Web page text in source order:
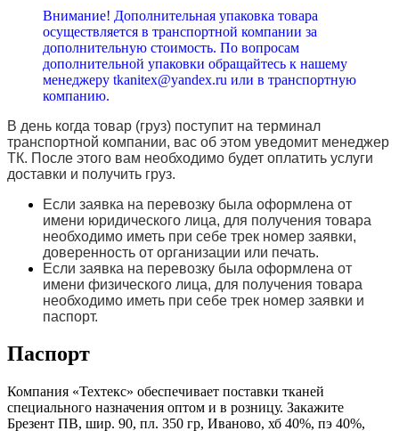
Внимание! Дополнительная упаковка товара
осуществляется в транспортной компании за
дополнительную стоимость. По вопросам
дополнительной упаковки обращайтесь к нашему
менеджеру tkanitex@yandex.ru или в транспортную
компанию.
В день когда товар (груз) поступит на терминал
транспортной компании, вас об этом уведомит менеджер
ТК. После этого вам необходимо будет оплатить услуги
доставки и получить груз.
Если заявка на перевозку была оформлена от
имени юридического лица, для получения товара
необходимо иметь при себе трек номер заявки,
доверенность от организации или печать.
Если заявка на перевозку была оформлена от
имени физического лица, для получения товара
необходимо иметь при себе трек номер заявки и
паспорт.
Паспорт
Компания «Техтекс» обеспечивает поставки тканей
специального назначения оптом и в розницу. Закажите
Брезент ПВ, шир. 90, пл. 350 гр, Иваново, хб 40%, пэ 40%,